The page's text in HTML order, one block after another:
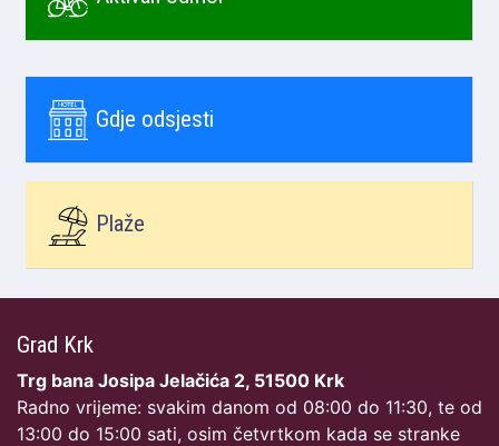
Gdje odsjesti
Plaže
Grad Krk
Trg bana Josipa Jelačića 2, 51500 Krk
Radno vrijeme: svakim danom od 08:00 do 11:30, te od
13:00 do 15:00 sati, osim četvrtkom kada se stranke